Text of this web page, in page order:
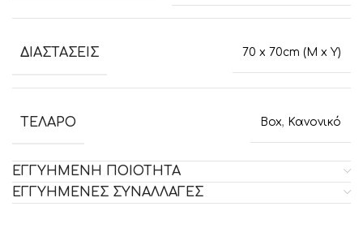
ΔΙΑΣΤΑΣΕΙΣ 70 x 70cm (M x Y)
ΤΕΛΑΡΟ Box, Κανονικό
ΕΓΓΥΗΜΕΝΗ ΠΟΙΟΤΗΤΑ
ΕΓΓΥΗΜΕΝΕΣ ΣΥΝΑΛΛΑΓΕΣ